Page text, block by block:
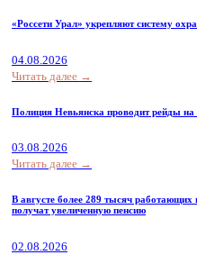
«Россети Урал» укрепляют систему
04.08.2026
Читать далее →
Полиция Невьянска проводит рейды на
03.08.2026
Читать далее →
В августе более 289 тысяч работающих
получат увеличенную пенсию
02.08.2026